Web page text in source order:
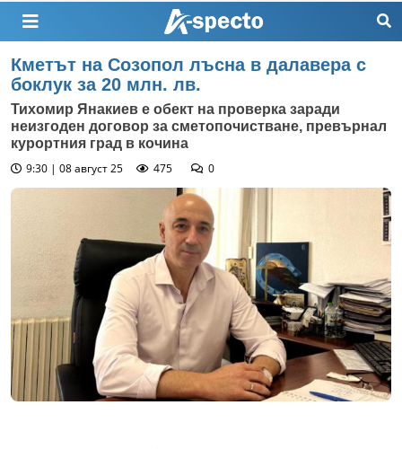
Кметът на Созопол лъсна в далавера с
боклук за 20 млн. лв.
Тихомир Янакиев е обект на проверка заради
неизгоден договор за сметопочистване, превърнал
курортния град в кочина
9:30 | 08 август 25
475 0